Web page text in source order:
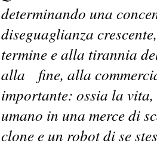
determinando una
diseguaglianza
termine e alla tirannia
alla fine, alla
importante: ossia la vita,
umano in una merce di
clone e un robot di se